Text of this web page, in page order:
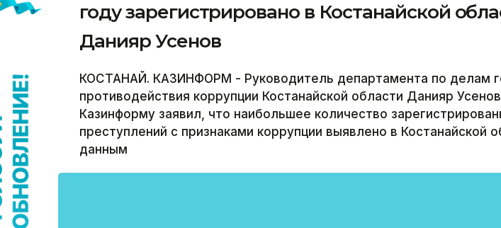
году зарегистрировано в Костанайской
Данияр Усенов
КОСТАНАЙ. КАЗИНФОРМ - Руководитель департамента по делам
противодействия коррупции Костанайской области Данияр
Казинформу заявил, что наибольшее количество
преступлений с признаками коррупции выявлено в Костанайской
данным